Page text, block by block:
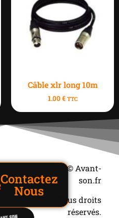
Câble xlr long 10m
1.00€ TTC
Contactez
Nous
© Avant-
son.fr
Tous droits
réservés.